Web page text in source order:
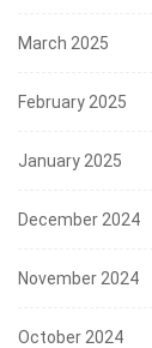
March 2025
February 2025
January 2025
December 2024
November 2024
October 2024